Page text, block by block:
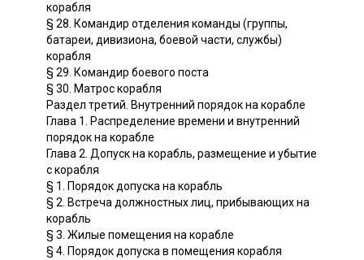
корабля
§ 28. Командир отделения команды (группы,
батареи, дивизиона, боевой части, службы)
корабля
§ 29. Командир боевого поста
§ 30. Матрос корабля
Раздел третий. Внутренний порядок на корабле
Глава 1. Распределение времени и внутренний
порядок на корабле
Глава 2. Допуск на корабль, размещение и убытие
с корабля
§ 1. Порядок допуска на корабль
§ 2. Встреча должностных лиц, прибывающих на
корабль
§ 3. Жилые помещения на корабле
§ 4. Порядок допуска в помещения корабля